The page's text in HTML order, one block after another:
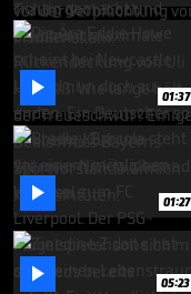
 01:37
 01:27
 05:23